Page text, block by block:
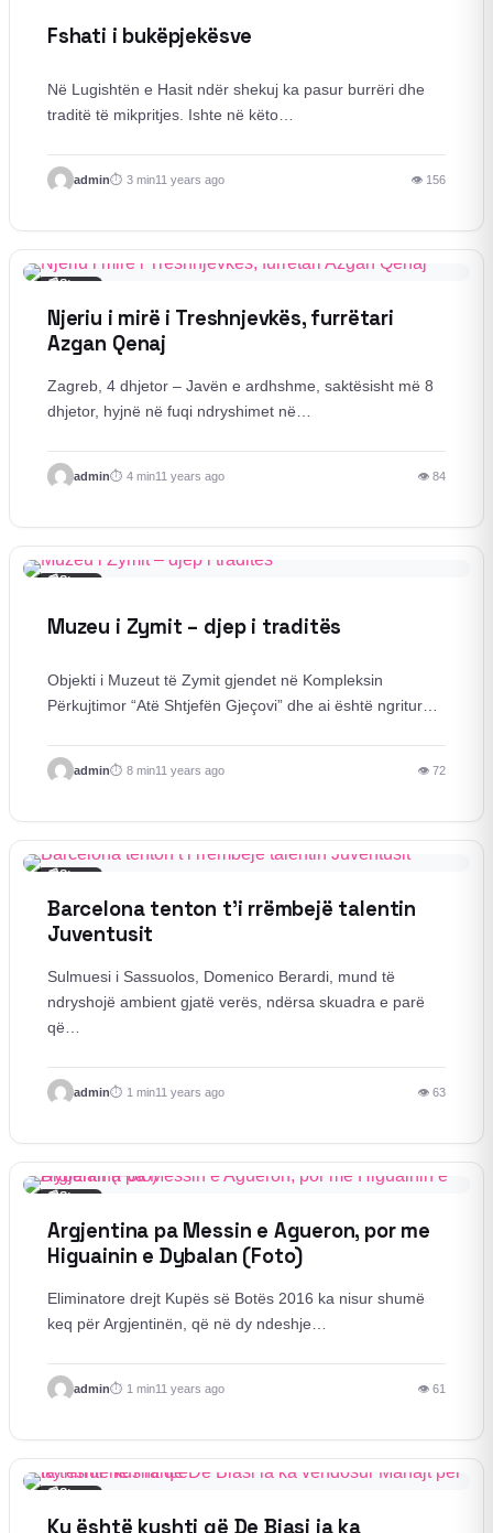
Fshati i bukëpjekësve
Në Lugishtën e Hasit ndër shekuj ka pasur burrëri dhe
traditë të mikpritjes. Ishte në këto…
admin 3 min11 years ago 👁 156
📰Story
Njeriu i mirë i Treshnjevkës, furrëtari
Azgan Qenaj
Zagreb, 4 dhjetor – Javën e ardhshme, saktësisht më 8
dhjetor, hyjnë në fuqi ndryshimet në…
admin 4 min11 years ago 👁 84
📰Story
Muzeu i Zymit – djep i traditës
Objekti i Muzeut të Zymit gjendet në Kompleksin
Përkujtimor “Atë Shtjefën Gjeçovi” dhe ai është ngritur…
admin 8 min11 years ago 👁 72
📰Story
Barcelona tenton t’i rrëmbejë talentin
Juventusit
Sulmuesi i Sassuolos, Domenico Berardi, mund të
ndryshojë ambient gjatë verës, ndërsa skuadra e parë
që…
admin 1 min11 years ago 👁 63
📰Story
Argjentina pa Messin e Agueron, por me
Higuainin e Dybalan (Foto)
Eliminatore drejt Kupës së Botës 2016 ka nisur shumë
keq për Argjentinën, që në dy ndeshje…
admin 1 min11 years ago 👁 61
📰Story
Ky është kushti që De Biasi ia ka